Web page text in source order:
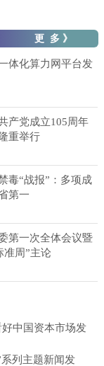
更 多 》
体化算力网平台发
产党成立105周年
重举行
毒“战报”：多项成
第一
第一次全体会议暨
准周”主论
中国资本市场发
列主题新闻发